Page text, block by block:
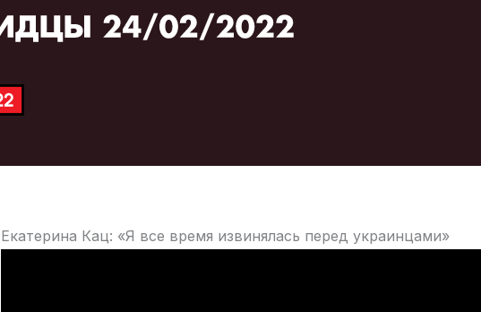
Екатерина Кац: «Я все время извинялась перед украинцами»